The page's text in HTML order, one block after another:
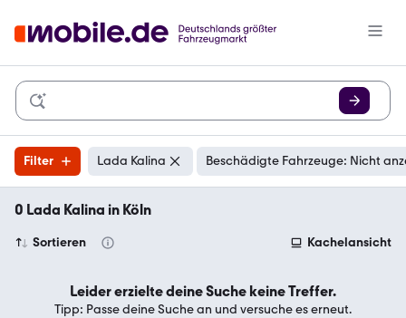
Filter Lada Kalina Beschädigte Fahrzeuge: Nicht
0 Lada Kalina in Köln
Sortieren Kachelansicht
Leider erzielte deine Suche keine Treffer.
Tipp: Passe deine Suche an und versuche es erneut.